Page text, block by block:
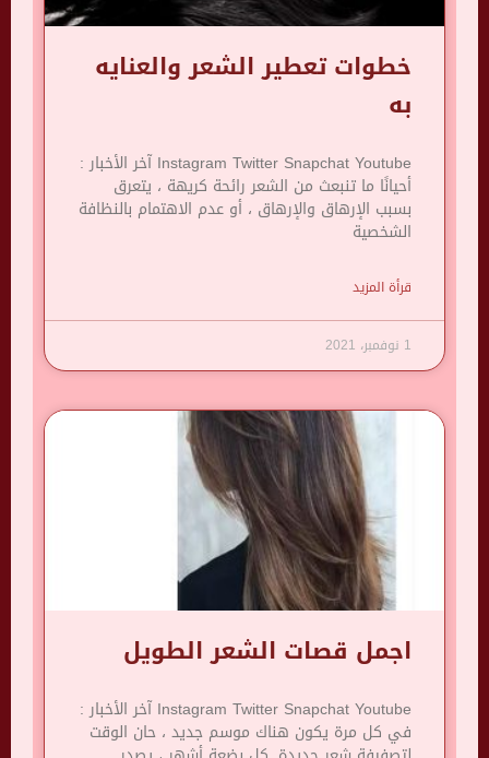
خطوات تعطير الشعر والعنايه
به
Instagram Twitter Snapchat Youtube آخر الأخبار :
أحيانًا ما تنبعث من الشعر رائحة كريهة ، يتعرق
بسبب الإرهاق والإرهاق ، أو عدم الاهتمام بالنظافة
الشخصية
قرأة المزيد
1 نوفمبر، 2021
اجمل قصات الشعر الطويل
Instagram Twitter Snapchat Youtube آخر الأخبار :
في كل مرة يكون هناك موسم جديد ، حان الوقت